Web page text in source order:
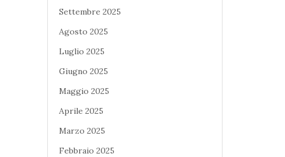
Settembre 2025
Agosto 2025
Luglio 2025
Giugno 2025
Maggio 2025
Aprile 2025
Marzo 2025
Febbraio 2025